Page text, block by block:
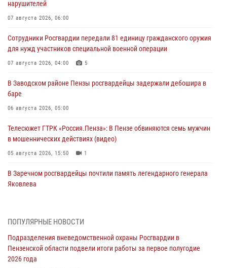
нарушителей
07 августа 2026, 06:00
Сотрудники Росгвардии передали 81 единицу гражданского оружия
для нужд участников специальной военной операции
07 августа 2026, 04:00 5
В Заводском районе Пензы росгвардейцы задержали дебошира в
баре
06 августа 2026, 05:00
Телесюжет ГТРК «Россия.Пенза»: В Пензе обвиняются семь мужчин
в мошеннических действиях (видео)
05 августа 2026, 15:50 1
В Заречном росгвардейцы почтили память легендарного генерала
Яковлева
Сотрудники пензенского ОМОН «Страж» познакомили участников
05 августа 2026, 06:15
В Пензе сотрудники Росгвардии оказали помощь
ПОПУЛЯРНЫЕ НОВОСТИ
Подразделения вневедомственной охраны Росгвардии в
Пензенской области подвели итоги работы за первое полугодие
2026 года